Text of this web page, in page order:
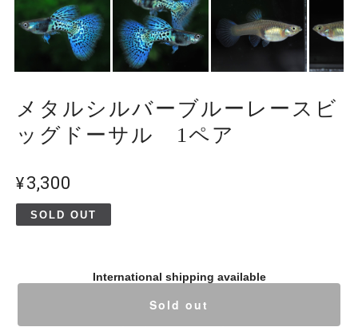
メタルシルバーブルーレースビ
ッグドーサル 1ペア
¥3,300
SOLD OUT
International shipping available
Sold out